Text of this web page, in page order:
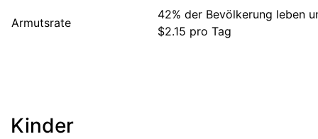
Armutsrate
42% der Bevölkerung leben
$2.15 pro Tag
Kinder